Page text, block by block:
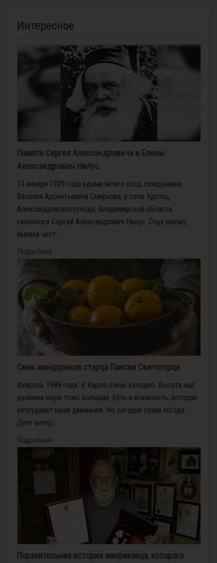
Интересное
Памяти Сергея Александровича и Елены
Александровны Нилус
14 января 1929 года вдоме моего отца, священника
Василия Арсентьевича Смирнова, в селе Крутец,
Александровскогоуезда, Владимирской области,
скончался Сергей Александрович Нилус. Отцу моему
выпала чест...
Подробнее
Семь мандаринов старца Паисия Святогорца
Февраль 1988 года. В Карее очень холодно. Высота над
уровнем моря тоже большая. Есть и влажность, которая
затрудняет наши движения. Но сегодня сухая погода.
Дует ветер,...
Подробнее
Поразительная история американца, которого